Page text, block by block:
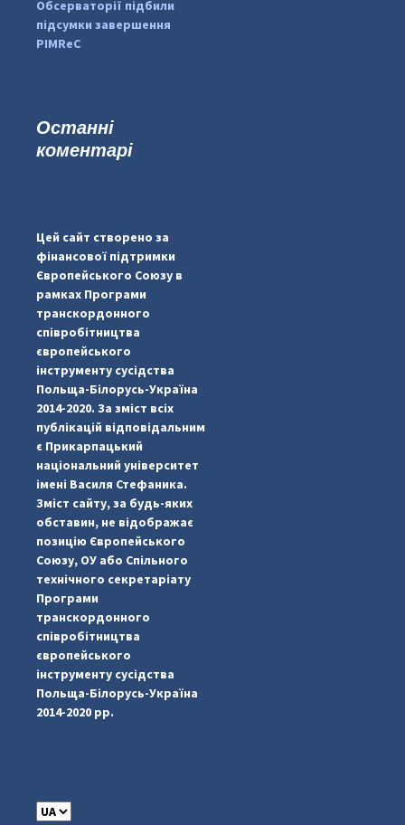
#PipIvanToday
Обсерваторії підбили
підсумки завершення
PIMReC
Останні
коментарі
Цей сайт створено за
фінансової підтримки
Європейського Союзу в
рамках Програми
транскордонного
співробітництва
європейського
інструменту сусідства
Польща-Білорусь-Україна
2014-2020. За зміст всіх
публікацій відповідальним
є Прикарпацький
національний університет
імені Василя Стефаника.
Зміст сайту, за будь-яких
обставин, не відображає
позицію Європейського
Союзу, ОУ або Спільного
технічного секретаріату
Програми
транскордонного
співробітництва
європейського
інструменту сусідства
Польща-Білорусь-Україна
2014-2020 рр.
C